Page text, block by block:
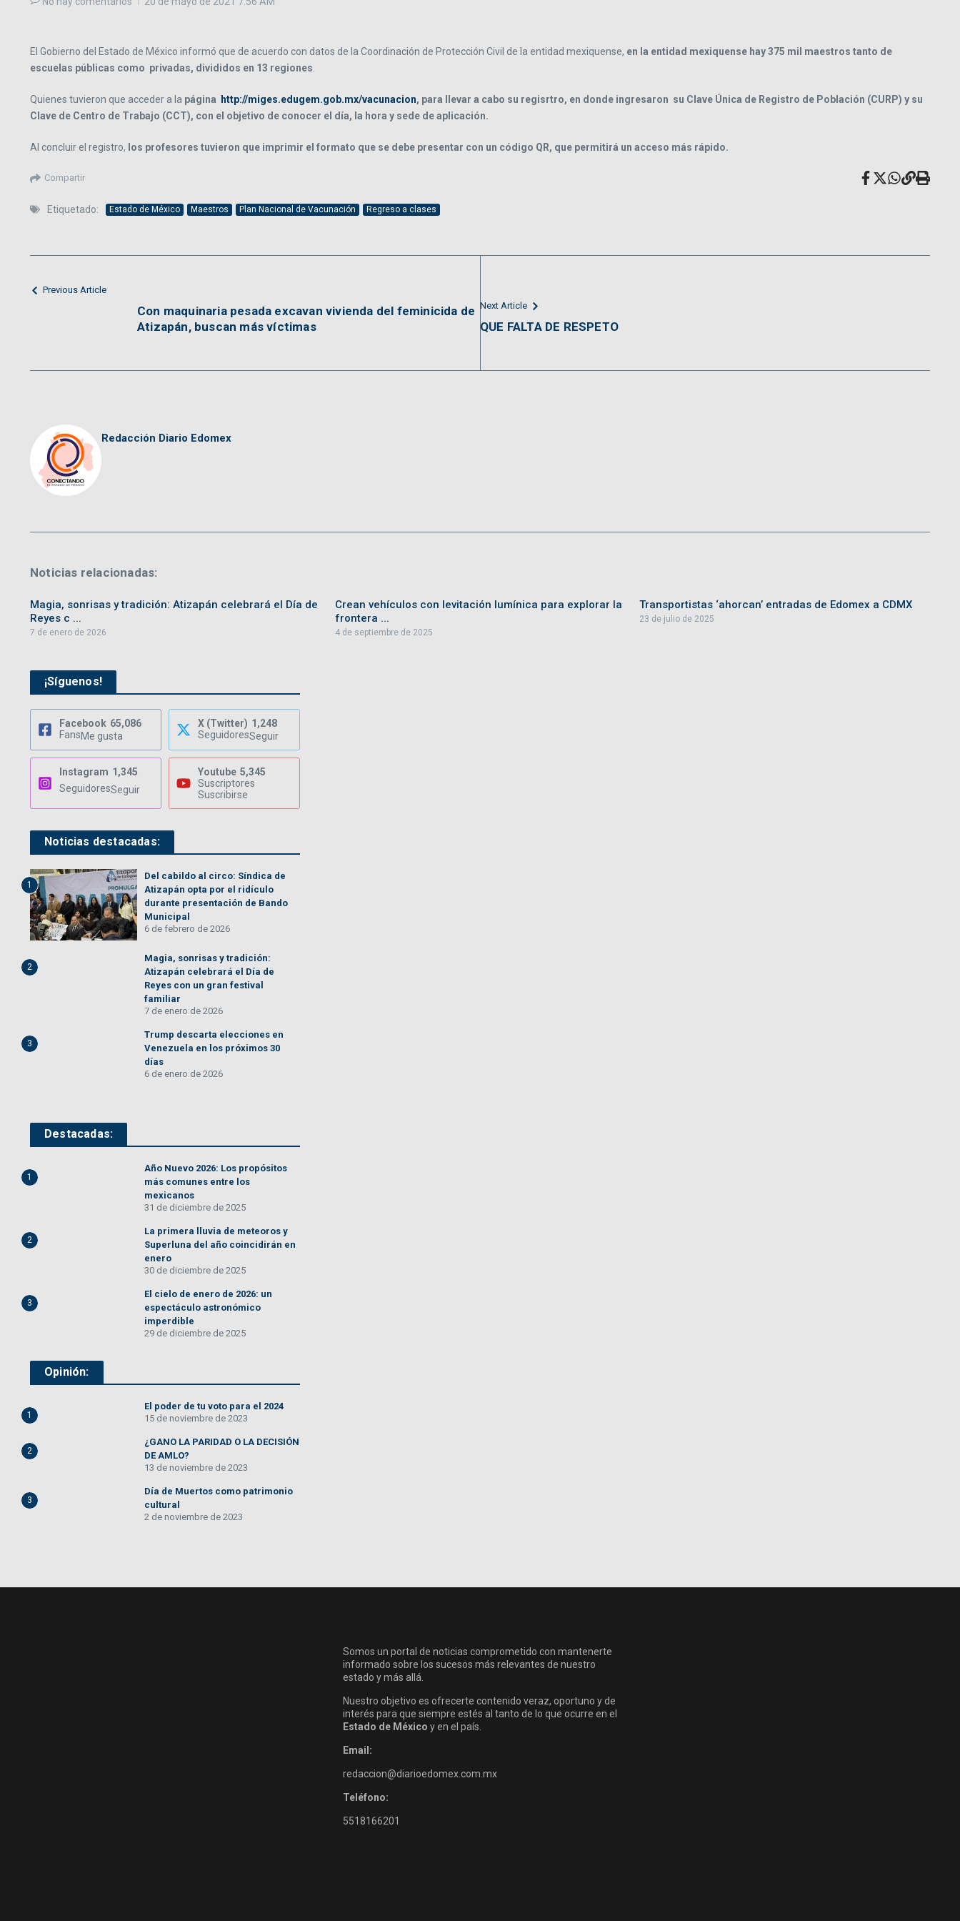
El Gobierno del Estado de México informó que de acuerdo con datos de la Coordinación de Protección Civil de la entidad mexiquense, en la entidad mexiquense hay 375 mil maestros tanto de
escuelas públicas como privadas, divididos en 13 regiones.
Quienes tuvieron que acceder a la página http://miges.edugem.gob.mx/vacunacion, para llevar a cabo su regisrtro, en donde ingresaron su Clave Única de Registro de Población (CURP) y su
Clave de Centro de Trabajo (CCT), con el objetivo de conocer el día, la hora y sede de aplicación.
Al concluir el registro, los profesores tuvieron que imprimir el formato que se debe presentar con un código QR, que permitirá un acceso más rápido.
Compartir
Etiquetado: Estado de México Maestros Plan Nacional de Vacunación Regreso a clases
Previous Article
Con maquinaria pesada excavan vivienda del feminicida de
Atizapán, buscan más víctimas
Next Article
QUE FALTA DE RESPETO
Redacción Diario Edomex
Noticias relacionadas:
Magia, sonrisas y tradición: Atizapán celebrará el Día de
Reyes c ...
7 de enero de 2026
Crean vehículos con levitación lumínica para explorar la
frontera ...
4 de septiembre de 2025
Transportistas ‘ahorcan’ entradas de Edomex a CDMX
23 de julio de 2025
¡Síguenos!
Facebook 65,086
FansMe gusta
X (Twitter) 1,248
SeguidoresSeguir
Instagram 1,345
SeguidoresSeguir
Youtube 5,345
Suscriptores
Suscribirse
Noticias destacadas:
1
Del cabildo al circo: Síndica de
Atizapán opta por el ridículo
durante presentación de Bando
Municipal
6 de febrero de 2026
2
Magia, sonrisas y tradición:
Atizapán celebrará el Día de
Reyes con un gran festival
familiar
7 de enero de 2026
3
Trump descarta elecciones en
Venezuela en los próximos 30
días
6 de enero de 2026
Destacadas:
1
Año Nuevo 2026: Los propósitos
más comunes entre los
mexicanos
31 de diciembre de 2025
2
La primera lluvia de meteoros y
Superluna del año coincidirán en
enero
30 de diciembre de 2025
3
El cielo de enero de 2026: un
espectáculo astronómico
imperdible
29 de diciembre de 2025
Opinión:
1
El poder de tu voto para el 2024
15 de noviembre de 2023
2
¿GANO LA PARIDAD O LA DECISIÓN
DE AMLO?
13 de noviembre de 2023
3
Día de Muertos como patrimonio
cultural
2 de noviembre de 2023
Somos un portal de noticias comprometido con mantenerte
informado sobre los sucesos más relevantes de nuestro
estado y más allá.
Nuestro objetivo es ofrecerte contenido veraz, oportuno y de
interés para que siempre estés al tanto de lo que ocurre en el
Estado de México y en el país.
Email:
redaccion@diarioedomex.com.mx
Teléfono:
5518166201